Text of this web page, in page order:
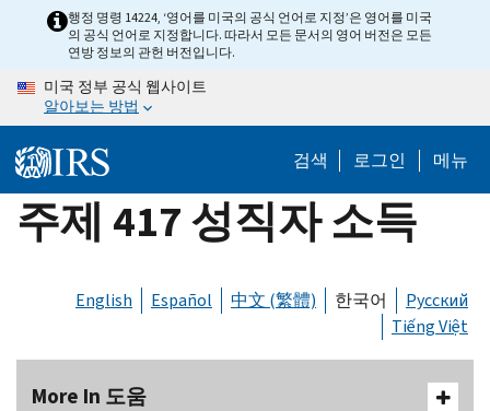
content
행정 명령 14224, ‘영어를 미국의 공식 언어로 지정’은 영어를 미국
의 공식 언어로 지정합니다. 따라서 모든 문서의 영어 버전은 모든
연방 정보의 관헌 버전입니다.
미국 정부 공식 웹사이트
알아보는 방법
검색 로그인 메뉴
주제 417 성직자 소득
English Español 中文 (繁體) 한국어
Русский
Tiếng Việt
More In 도움